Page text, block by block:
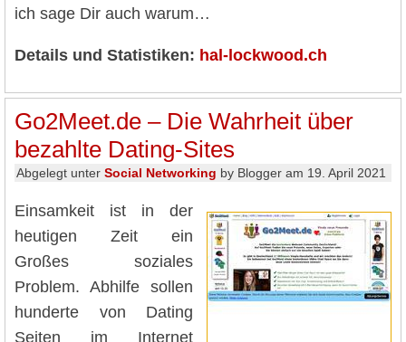
ich sage Dir auch warum…
Details und Statistiken: hal-lockwood.ch
Go2Meet.de – Die Wahrheit über
bezahlte Dating-Sites
Abgelegt unter Social Networking by Blogger am 19. April 2021
Einsamkeit ist in der
heutigen Zeit ein
Großes soziales
Problem. Abhilfe sollen
hunderte von Dating
Seiten im Internet